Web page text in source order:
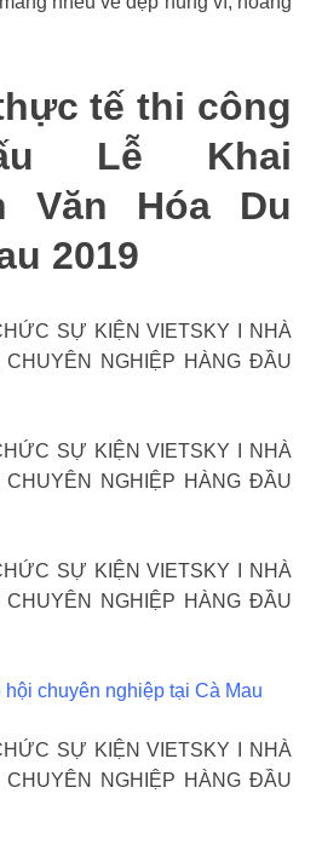
tế thi công
Lễ Khai
Văn Hóa Du
2019
hội chuyên nghiệp tại Cà Mau